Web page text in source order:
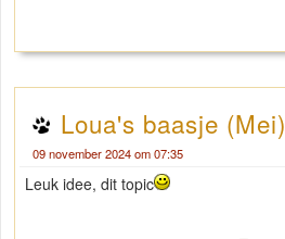
Loua's baasje (Mei)
09 november 2024 om 07:35
Leuk idee, dit topic